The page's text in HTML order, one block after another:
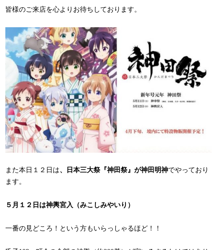
皆様のご来店を心よりお待ちしております。
また本日１２日は、日本三大祭『神田祭』が神田明神でやっており
ます。
５月１２日は神輿宮入（みこしみやいり）
一番の見どころ！という方もいらっしゃるほど！！